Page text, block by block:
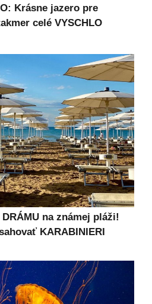
Krásne jazero pre
celé VYSCHLO
na známej pláži!
KARABINIERI